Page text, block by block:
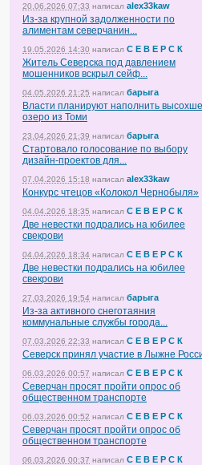
20.06.2026 07:33 написал alex33kaw
Из-за крупной задолженности по
алиментам северчанин...
19.05.2026 14:30 написал С Е В Е Р С К
Житель Северска под давлением
мошенников вскрыл сейф...
04.05.2026 21:25 написал барыга
Власти планируют наполнить
озеро из Томи
23.04.2026 21:39 написал барыга
Стартовало голосование по выбору
дизайн-проектов для...
07.04.2026 15:18 написал alex33kaw
Конкурс чтецов «Колокол Чернобыля»
04.04.2026 18:35 написал С Е В Е Р С К
Две невестки подрались на юбилее
свекрови
04.04.2026 18:34 написал С Е В Е Р С К
Две невестки подрались на юбилее
свекрови
27.03.2026 19:54 написал барыга
Из-за активного снеготаяния
коммунальные службы города...
07.03.2026 22:33 написал С Е В Е Р С К
Северск принял участие в Лыжне
06.03.2026 00:57 написал С Е В Е Р С К
Северчан просят пройти опрос об
общественном транспорте
06.03.2026 00:52 написал С Е В Е Р С К
Северчан просят пройти опрос об
общественном транспорте
06.03.2026 00:37 написал С Е В Е Р С К